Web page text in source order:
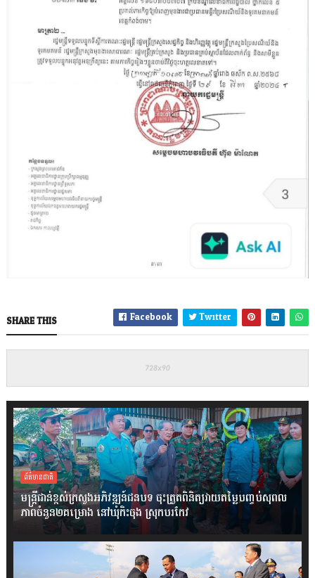
SHARE THIS Facebook Twitter
ព័ត៌មានជាតិ
មន្ត្រីជាន់ខ្ពស់ក្រសួងអភិវឌ្ឍន៍ជនបទ ចុះត្រួតពិនិត្យវាយតម្លៃបញ្ចប់សុពល
ភាពចំនួន២គម្រោង នៅឃុំកិះចុង ស្រុកបរកែវ